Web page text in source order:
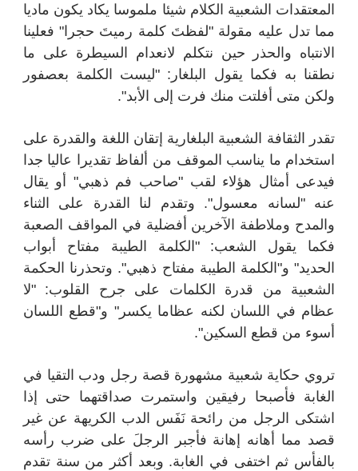
المعتقدات الشعبية الكلام شيئا ملموسا يكاد يكون ماديا
مما تدل عليه مقولة "لفظتَ كلمة رميتَ حجرا" فعلينا
الانتباه والحذر حين نتكلم لانعدام السيطرة على ما
نطقنا به فكما يقول البلغار: "ليست الكلمة بعصفور
ولكن متى أفلتت منك فرت إلى الأبد".
تقدر الثقافة الشعبية البلغارية إتقان اللغة والقدرة على
استخدام ما يناسب الموقف من ألفاظ تقديرا عاليا جدا
فيدعى أمثال هؤلاء لقب "صاحب فم ذهبي" أو يقال
عنه "لسانه معسول". وتقدم لنا القدرة على الثناء
والمدح وملاطفة الآخرين أفضلية في المواقف الصعبة
فكما يقول الشعب: "الكلمة الطيبة مفتاح أبواب
الحديد" و"الكلمة الطيبة مفتاح ذهبي". وتحذرنا الحكمة
الشعبية من قدرة الكلمات على جرح القلوب: "لا
عظام في اللسان لكنه عظاما يكسر" و"قطع اللسان
أسوء من قطع السكين".
تروي حكاية شعبية مشهورة قصة رجل ودب التقيا في
الغابة فأصبحا رفيقين واستمرت صداقتهما حتى إذا
اشتكى الرجل من رائحة نَفَس الدب الكريهة عن غير
قصد مما أهانه إهانة فأجبر الرجلَ على ضرب رأسه
بالفأس ثم اختفى في الغابة. وبعد أكثر من سنة تقدم